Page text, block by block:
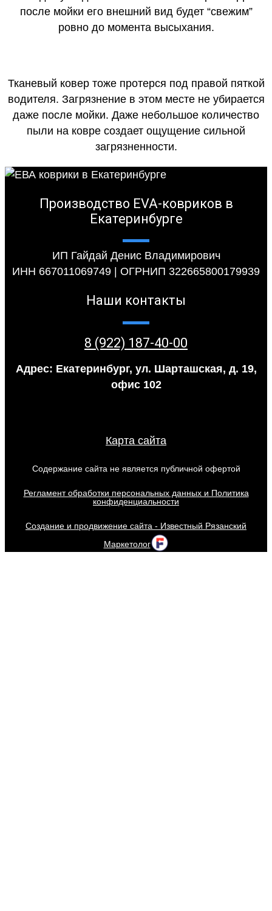
после мойки его внешний вид будет “свежим”
ровно до момента высыхания.
Тканевый ковер тоже протерся под правой пяткой
водителя. Загрязнение в этом месте не убирается
даже после мойки. Даже небольшое количество
пыли на ковре создает ощущение сильной
загрязненности.
Производство EVA-ковриков в
Екатеринбурге
ИП Гайдай Денис Владимирович
ИНН 667011069749 | ОГРНИП 322665800179939
Наши контакты
8 (922) 187-40-00
Адрес: Екатеринбург, ул. Шарташская, д. 19,
офис 102
Карта сайта
Содержание сайта не является публичной офертой
Регламент обработки персональных данных и Политика
конфиденциальности
Создание и продвижение сайта - Известный Рязанский
Маркетолог